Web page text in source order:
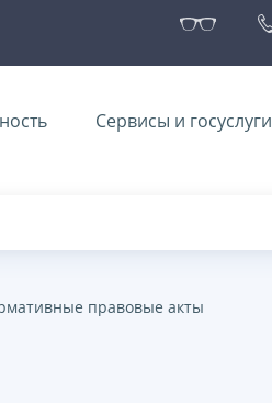
Сервисы и госуслуги
правовые акты